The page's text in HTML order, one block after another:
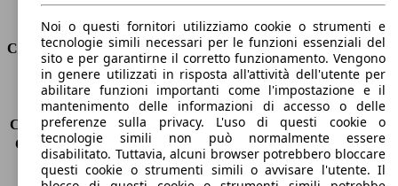
Volume del bagagliaio
Consumi
Emissioni di CO2*
-
Consumo (urbano)
-
Consumo (extra-urbano)
-
Consumo (combinato)*
Classe di emissione
Euro 6
Noi o questi fornitori utilizziamo cookie o strumenti e
tecnologie simili necessari per le funzioni essenziali del
sito e per garantirne il corretto funzionamento. Vengono
in genere utilizzati in risposta all'attività dell'utente per
abilitare funzioni importanti come l'impostazione e il
mantenimento delle informazioni di accesso o delle
preferenze sulla privacy. L'uso di questi cookie o
tecnologie simili non può normalmente essere
disabilitato. Tuttavia, alcuni browser potrebbero bloccare
questi cookie o strumenti simili o avvisare l'utente. Il